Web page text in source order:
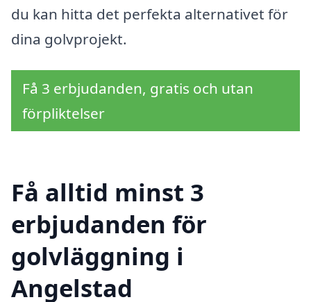
du kan hitta det perfekta alternativet för
dina golvprojekt.
Få 3 erbjudanden, gratis och utan
förpliktelser
Få alltid minst 3
erbjudanden för
golvläggning i
Angelstad